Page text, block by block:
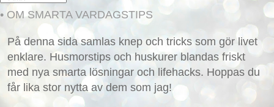
• OM SMARTA VARDAGSTIPS
På denna sida samlas knep och tricks som gör livet
enklare. Husmorstips och huskurer blandas friskt
med nya smarta lösningar och lifehacks. Hoppas du
får lika stor nytta av dem som jag!